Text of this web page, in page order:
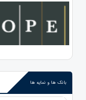
بانک ها و نمایه ها